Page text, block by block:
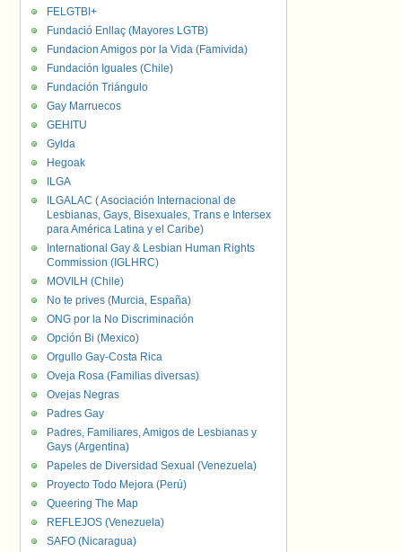
FELGTBI+
Fundació Enllaç (Mayores LGTB)
Fundacion Amigos por la Vida (Famivida)
Fundación Iguales (Chile)
Fundación Triángulo
Gay Marruecos
GEHITU
Gylda
Hegoak
ILGA
ILGALAC ( Asociación Internacional de
Lesbianas, Gays, Bisexuales, Trans e Intersex
para América Latina y el Caribe)
International Gay & Lesbian Human Rights
Commission (IGLHRC)
MOVILH (Chile)
No te prives (Murcia, España)
ONG por la No Discriminación
Opción Bi (Mexico)
Orgullo Gay-Costa Rica
Oveja Rosa (Familias diversas)
Ovejas Negras
Padres Gay
Padres, Familiares, Amigos de Lesbianas y
Gays (Argentina)
Papeles de Diversidad Sexual (Venezuela)
Proyecto Todo Mejora (Perú)
Queering The Map
REFLEJOS (Venezuela)
SAFO (Nicaragua)